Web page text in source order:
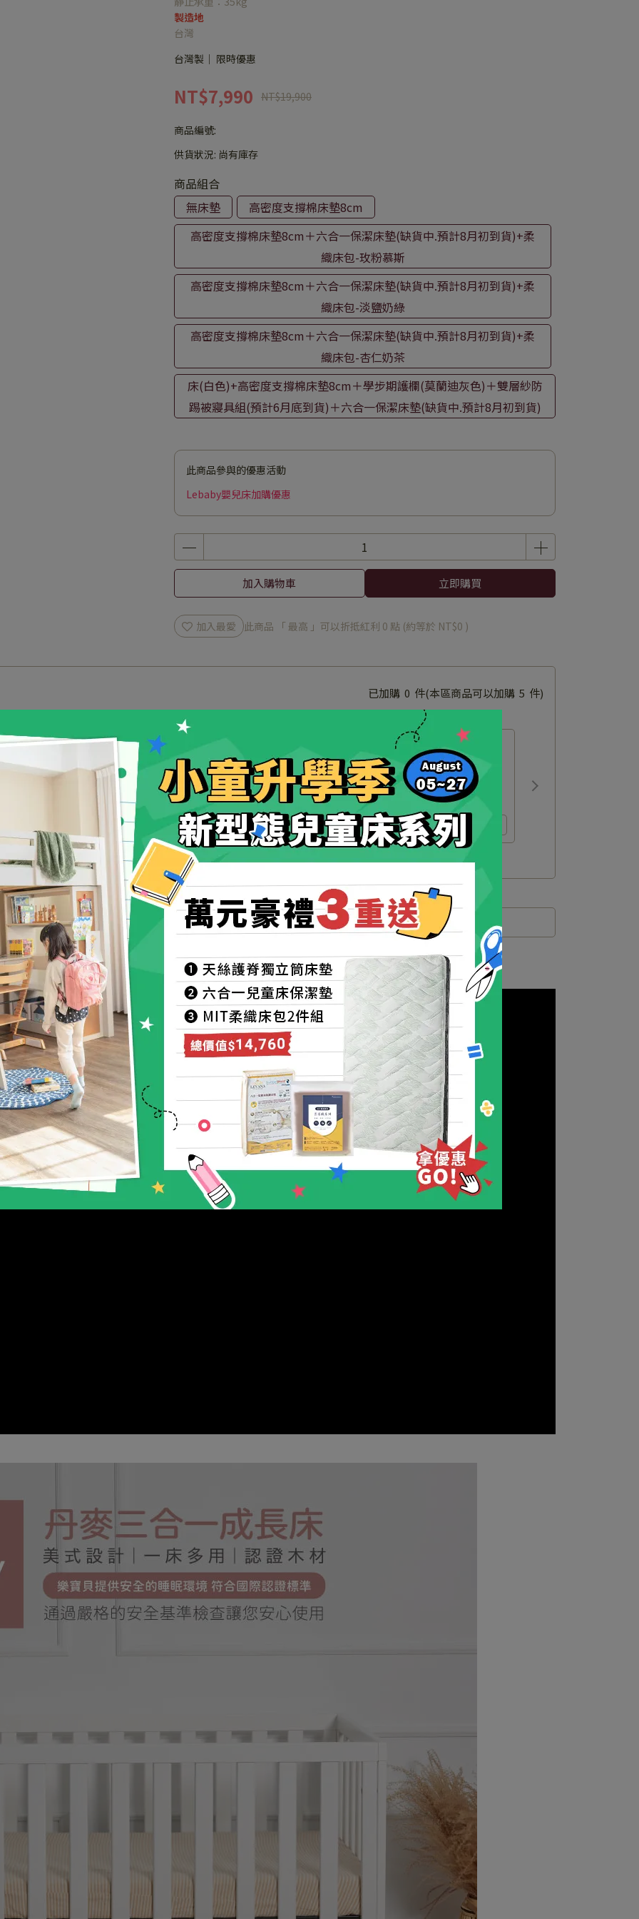
製造地
台灣
台灣製｜ 限時優惠
NT$7,990 NT$19,900
商品編號:
供貨狀況: 尚有庫存
商品組合
無床墊
高密度支撐棉床墊8cm
高密度支撐棉床墊8cm＋六合一保潔床墊(缺貨中.預計8月初到貨)+柔
織床包-玫粉慕斯
高密度支撐棉床墊8cm＋六合一保潔床墊(缺貨中.預計8月初到貨)+柔
織床包-淡鹽奶綠
高密度支撐棉床墊8cm＋六合一保潔床墊(缺貨中.預計8月初到貨)+柔
織床包-杏仁奶茶
床(白色)+高密度支撐棉床墊8cm＋學步期護欄(莫蘭迪灰色)＋雙層紗防
踢被寢具組(預計6月底到貨)＋六合一保潔床墊(缺貨中.預計8月初到貨)
此商品參與的優惠活動
Lebaby嬰兒床加購優惠
加入購物車 立即購買
加入最愛 此商品 「 最高 」可以折抵紅利 0 點 (約等於 NT$0 )
已加購 0 件(本區商品可以加購 5 件)
心物流平日組裝(適用60 x
【Lebaby】Lisbon 里斯本/Cloud 雲
朵/Denmark 丹麥/lbb-02護欄
售價NT$2,980
加價購NT$2,980
規格說明 運送方式